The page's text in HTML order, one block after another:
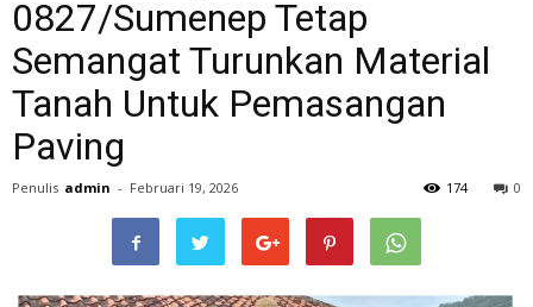
0827/Sumenep Tetap
Semangat Turunkan Material
Tanah Untuk Pemasangan
Paving
Penulis admin - Februari 19, 2026 0
174